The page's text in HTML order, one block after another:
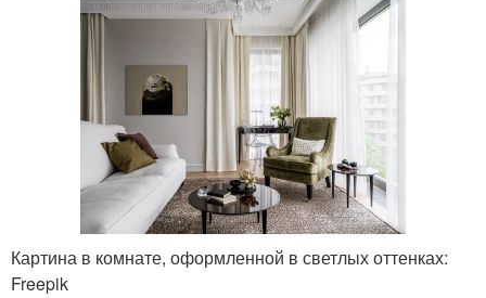
Картина в комнате, оформленной в светлых оттенках:
Freepik